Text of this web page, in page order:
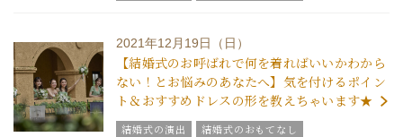
美花嫁ブログ
グラツィエのウエディング情報
ブライダルアイテム
結婚式の豆知識
ウエディングスタッフｖｏｉｃｅ
2021年12月19日（日）
【結婚式のお呼ばれで何を着ればいいかわから
ない！とお悩みのあなたへ】気を付けるポイン
ト＆おすすめドレスの形を教えちゃいます★
結婚式の演出
結婚式のおもてなし